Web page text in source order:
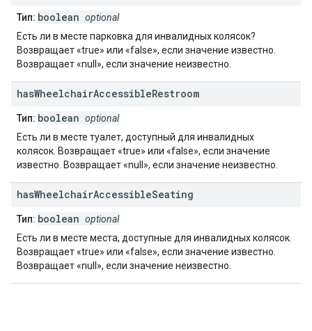
Тип: boolean optional
Есть ли в месте парковка для инвалидных колясок?
Возвращает «true» или «false», если значение известно.
Возвращает «null», если значение неизвестно.
hasWheelchairAccessibleRestroom
Тип: boolean optional
Есть ли в месте туалет, доступный для инвалидных
колясок. Возвращает «true» или «false», если значение
известно. Возвращает «null», если значение неизвестно.
hasWheelchairAccessibleSeating
Тип: boolean optional
Есть ли в месте места, доступные для инвалидных колясок.
Возвращает «true» или «false», если значение известно.
Возвращает «null», если значение неизвестно.